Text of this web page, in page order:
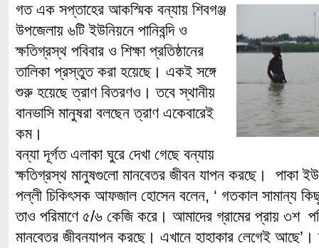
গত এক সপ্তাহের আকস্মিক বন্যায় শিবগঞ্জ
উপজেলায় ৬টি ইউনিয়নে পানিবন্দি ও
ক্ষতিগ্রস্থ পবিবার ও শিক্ষা প্রতিষ্ঠানের
তালিকা প্রস্তুত করা হয়েছে। একই সঙ্গে
শুরু হয়েছে ত্রাণ বিতরণও। তবে স্থানীয়
বানভাসি মানুষরা বলছেন ত্রাণ একেবারেই
কম।
বন্যা দূর্গত এলাকা ঘুরে দেখা গেছে বন্যায়
ক্ষতিগ্রস্থ মানুষগুলো মানবেতর জীবন যাপন করছে। পাকা
পল্লী চিকিৎসক আফজাল হোসেন বলেন, ‘ গতকাল সামান্য
তাও পরিমাণে ৫/৬ কেজি করে। আমাদের গ্রামের প্রায় ৩শ
মানবেতর জীবনযাপন করছে। এখানে হাহাকার লেগেই আছে’।